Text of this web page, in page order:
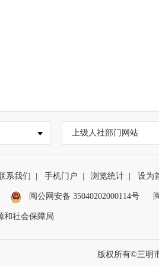
上级人社部门网站
系我们 | 手机门户 | 浏览统计 | 设为
闽公网安备 35040202000114号
和社会保障局
版权所有©三明